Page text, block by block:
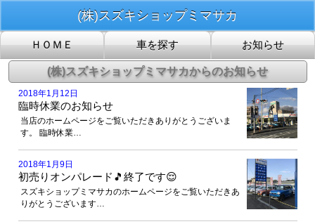
(株)スズキショップミマサカ
2018年1月12日
臨時休業のお知らせ
当店のホームページをご覧いただきありがとうございま
す。 臨時休業…
2018年1月9日
初売りオンパレード🎵終了です😌
スズキショップミマサカのホームページをご覧いただきあ
りがとうございます…